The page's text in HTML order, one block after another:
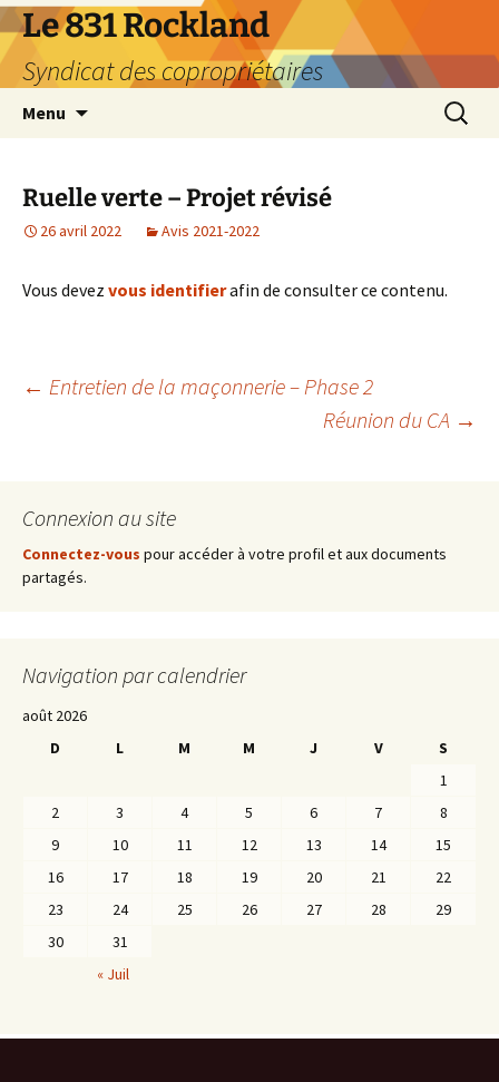
Aller
au
contenu
Le 831 Rockland
Syndicat des copropriétaires
Menu
Ruelle verte – Projet révisé
26 avril 2022 Avis 2021-2022
Vous devez vous identifierafin de consulter ce contenu.
Navigation
articles
← Entretien de la maçonnerie – Phase 2
Réunion du CA →
Connexion au site
Connectez-vous pour accéder à votre profil et aux documents
partagés.
Navigation par calendrier
août 2026
D
L M M J V
S
1
2
3 4 5 6 7
8
9
10 11 12 13 14
15
16
17 18 19 20 21
22
23
24 25 26 27 28
29
30
31
« Juil